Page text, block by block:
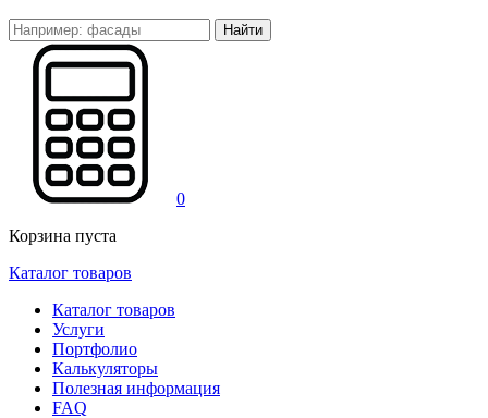
Найти
0
Корзина пуста
Каталог товаров
Каталог товаров
Услуги
Портфолио
Калькуляторы
Полезная информация
FAQ